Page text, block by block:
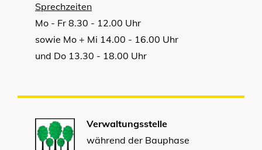
Sprechzeiten
Mo - Fr 8.30 - 12.00 Uhr
sowie Mo + Mi 14.00 - 16.00 Uhr
und Do 13.30 - 18.00 Uhr
Verwaltungsstelle
während der Bauphase